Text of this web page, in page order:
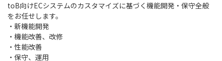
toB向けECシステムのカスタマイズに基づく機能開発・保守全般
をお任せします。
・新機能開発
・機能改善、改修
・性能改善
・保守、運用